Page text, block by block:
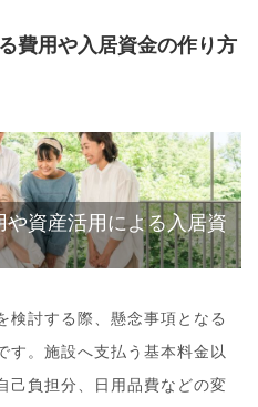
o
費用や入居資金の作り方
資産活用による入居資
検討する際、懸念事項となる
す。施設へ支払う基本料金以
己負担分、日用品費などの変